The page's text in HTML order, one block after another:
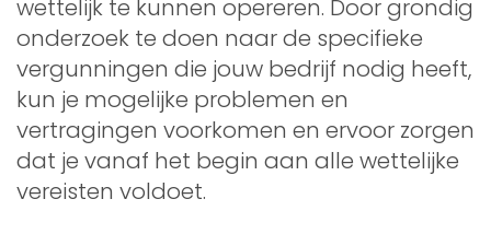
wettelijk te kunnen opereren. Door grondig
onderzoek te doen naar de specifieke
vergunningen die jouw bedrijf nodig heeft,
kun je mogelijke problemen en
vertragingen voorkomen en ervoor zorgen
dat je vanaf het begin aan alle wettelijke
vereisten voldoet.